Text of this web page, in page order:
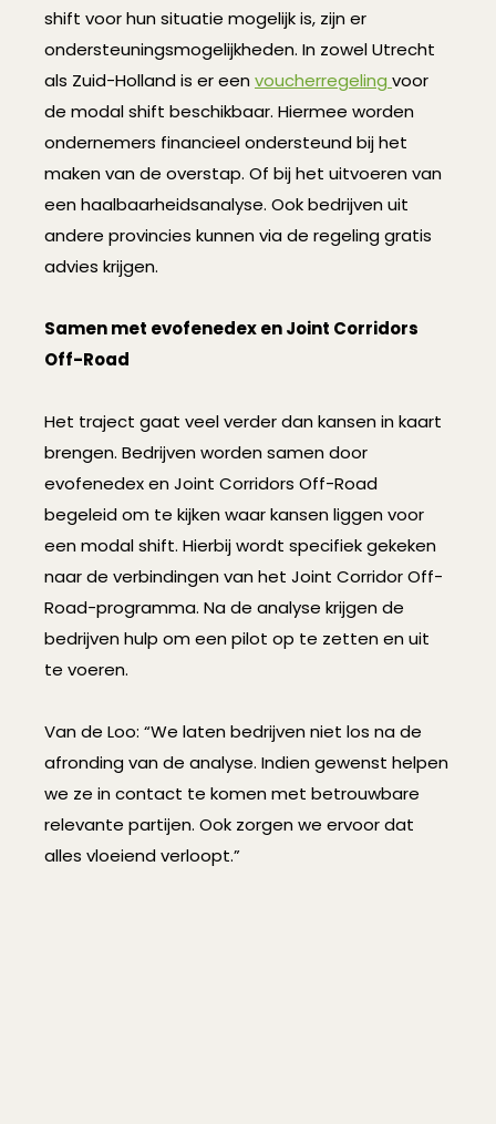
shift voor hun situatie mogelijk is, zijn er
ondersteuningsmogelijkheden. In zowel Utrecht
als Zuid-Holland is er een voucherregeling voor
de modal shift beschikbaar. Hiermee worden
ondernemers financieel ondersteund bij het
maken van de overstap. Of bij het uitvoeren van
een haalbaarheidsanalyse. Ook bedrijven uit
andere provincies kunnen via de regeling gratis
advies krijgen.
Samen met evofenedex en Joint Corridors
Off-Road
Het traject gaat veel verder dan kansen in kaart
brengen. Bedrijven worden samen door
evofenedex en Joint Corridors Off-Road
begeleid om te kijken waar kansen liggen voor
een modal shift. Hierbij wordt specifiek gekeken
naar de verbindingen van het Joint Corridor Off-
Road-programma. Na de analyse krijgen de
bedrijven hulp om een pilot op te zetten en uit
te voeren.
Van de Loo: “We laten bedrijven niet los na de
afronding van de analyse. Indien gewenst helpen
we ze in contact te komen met betrouwbare
relevante partijen. Ook zorgen we ervoor dat
alles vloeiend verloopt.”